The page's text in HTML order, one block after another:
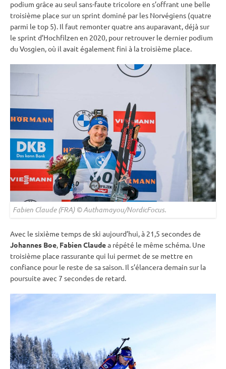
podium grâce au seul sans-faute tricolore en s’offrant une belle
troisième place sur un sprint dominé par les Norvégiens (quatre
parmi le top 5). Il faut remonter quatre ans auparavant, déjà sur
le sprint d’Hochfilzen en 2020, pour retrouver le dernier podium
du Vosgien, où il avait également fini à la troisième place.
Fabien Claude (FRA) © Authamayou/NordicFocus.
Avec le sixième temps de ski aujourd’hui, à 21,5 secondes de
Johannes Boe, Fabien Claudea répété le même schéma. Une
troisième place rassurante qui lui permet de se mettre en
confiance pour le reste de sa saison. Il s’élancera demain sur la
poursuite avec 7 secondes de retard.